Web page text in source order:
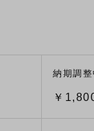
納期調
￥